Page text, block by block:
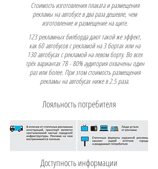
Стоимость изготовления плаката и размещения
рекламы на автобусе в два раза дешевле, чем
изготовление и размещение на щите.
123 рекламных билборда дают такой же эффект,
как 60 автобусов с рекламой на 3 бортах или на
130 автобусах с рекламой на левом борту. Во всех
трёх вариантах 78 - 80% аудитория охвачены один
раз или более. При этом стоимость размещения
рекламы на автобусах ниже в 2.5 раза.
Лояльность потребителя
Доступность информации